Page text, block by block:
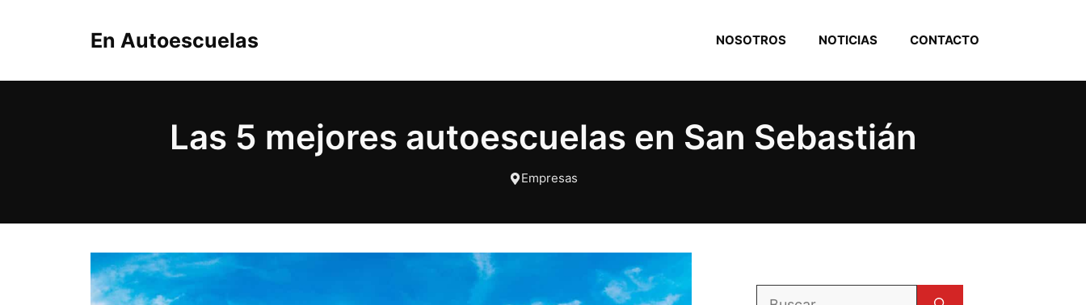
En Autoescuelas NOSOTROS NOTICIAS CONTACTO
Las 5 mejores autoescuelas en San Sebastián
Empresas